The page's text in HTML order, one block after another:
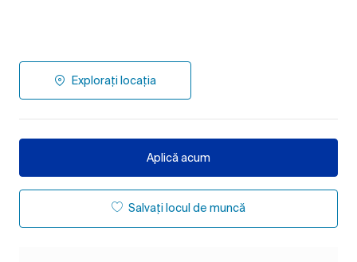
Explorați locația
Aplică acum
Salvați locul de muncă